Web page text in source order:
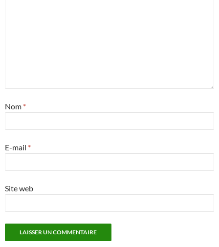
Nom *
E-mail *
Site web